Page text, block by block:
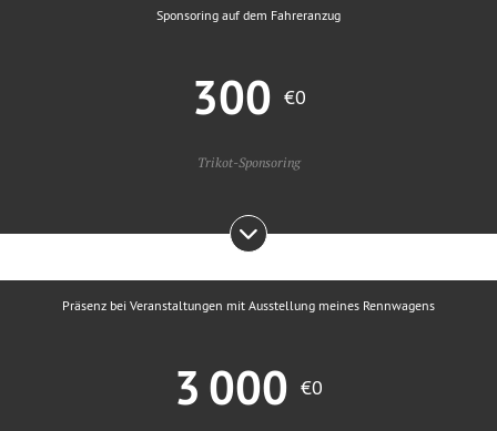
Sponsoring auf dem Fahreranzug
300 €0
Trikot-Sponsoring
Präsenz bei Veranstaltungen mit Ausstellung meines Rennwagens
3 000 €0